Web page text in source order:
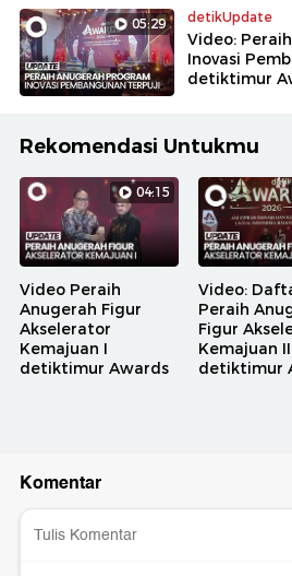
05:29 detikUpdate
Video:
Inovasi
detiktimur
Rekomendasi Untukmu
04:15
Video Peraih
Anugerah Figur
Akselerator
Kemajuan I
detiktimur Awards
Video:
Peraih
Figur
Kemajuan II
detiktimur